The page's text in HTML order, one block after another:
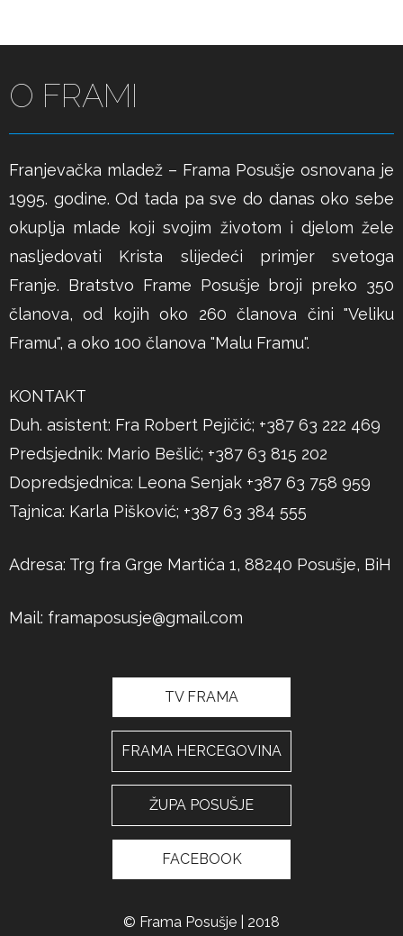
O FRAMI
Franjevačka mladež – Frama Posušje osnovana je
1995. godine. Od tada pa sve do danas oko sebe
okuplja mlade koji svojim životom i djelom žele
nasljedovati Krista slijedeći primjer svetoga
Franje. Bratstvo Frame Posušje broji preko 350
članova, od kojih oko 260 članova čini "Veliku
Framu", a oko 100 članova "Malu Framu".
KONTAKT
Duh. asistent: Fra Robert Pejičić; +387 63 222 469
Predsjednik: Mario Bešlić; +387 63 815 202
Dopredsjednica: Leona Senjak +387 63 758 959
Tajnica: Karla Pišković; +387 63 384 555
Adresa: Trg fra Grge Martića 1, 88240 Posušje, BiH
Mail: framaposusje@gmail.com
TV FRAMA
FRAMA HERCEGOVINA
ŽUPA POSUŠJE
FACEBOOK
© Frama Posušje | 2018